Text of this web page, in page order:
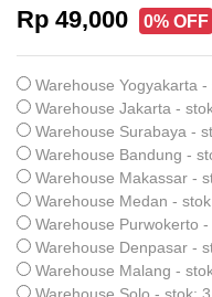
Rp 49,000 0% OFF
Warehouse Yogyakarta -
Warehouse Jakarta -
Warehouse Surabaya -
Warehouse Bandung -
Warehouse Makassar -
Warehouse Medan -
Warehouse Purwokerto -
Warehouse Denpasar -
Warehouse Malang -